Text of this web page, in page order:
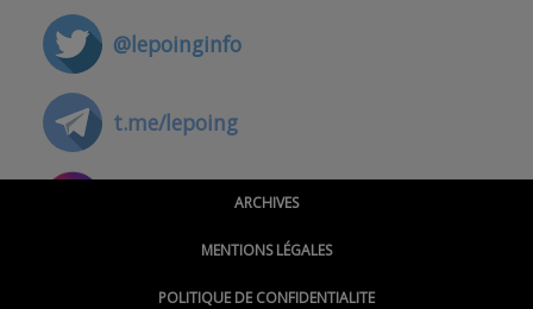
@lepoinginfo
t.me/lepoing
@montpellierpoinginfo
ARCHIVES
MENTIONS LÉGALES
POLITIQUE DE CONFIDENTIALITE